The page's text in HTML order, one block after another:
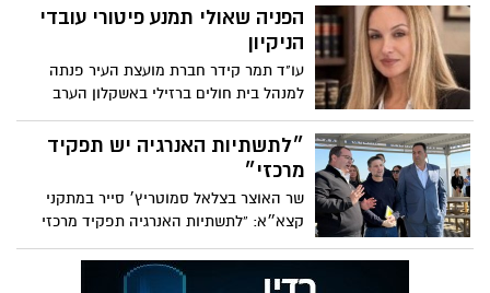
הפניה שאולי תמנע פיטורי עובדי
הניקיון
עו"ד תמר קידר חברת מועצת העיר פנתה
למנהל בית חולים ברזילי באשקלון הערב
15.3.2026 בבקשה לבחון מחדש ולעצור את
פיטורי עשרות עובדי הנקיון לפני חג פסח.
״לתשתיות האנרגיה יש תפקיד
מרכזי״
שר האוצר בצלאל סמוטריץ׳ סייר במתקני
קצא״א: “לתשתיות האנרגיה תפקיד מרכזי
ביציבות המשק ולניצחון במלחמה״